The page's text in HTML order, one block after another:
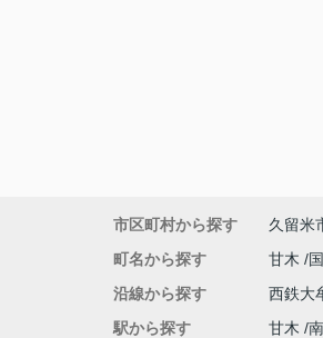
市区町村から探す 久留米
町名から探す
甘木
沿線から探す
西鉄大
駅から探す
甘木